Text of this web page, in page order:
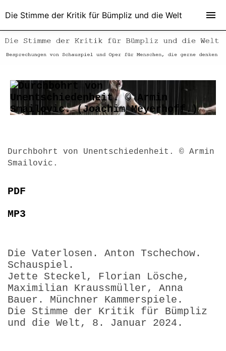
Durchbohrt von Unentschiedenheit. © Armin
Smailovic.
PDF
MP3
Die Vaterlosen. Anton Tschechow.
Schauspiel.
Jette Steckel, Florian Lösche,
Maximilian Kraussmüller, Anna
Bauer. Münchner Kammerspiele.
Die Stimme der Kritik für Bümpliz
und die Welt, 8. Januar 2024.
Die Stimme der Kritik für Bümpliz und die Welt